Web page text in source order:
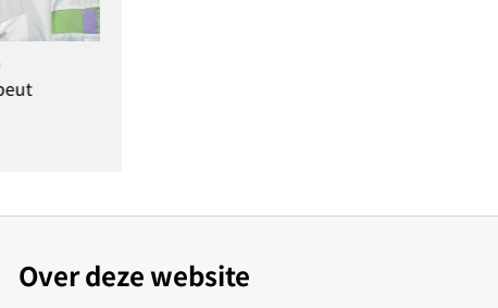
Ergotherapeut
Over deze website